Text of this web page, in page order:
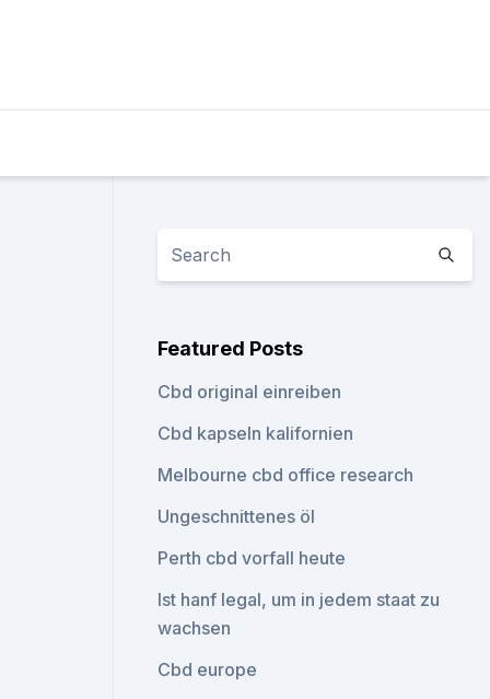
Featured Posts
Cbd original einreiben
Cbd kapseln kalifornien
Melbourne cbd office research
Ungeschnittenes öl
Perth cbd vorfall heute
Ist hanf legal, um in jedem staat zu
wachsen
Cbd europe